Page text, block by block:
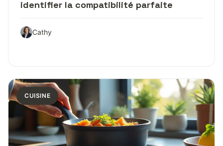
identifier la compatibilité parfaite
Cathy
CUISINE